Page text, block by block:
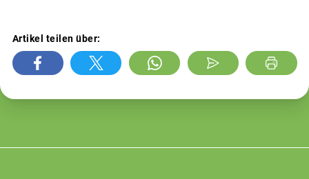
Artikel teilen über: